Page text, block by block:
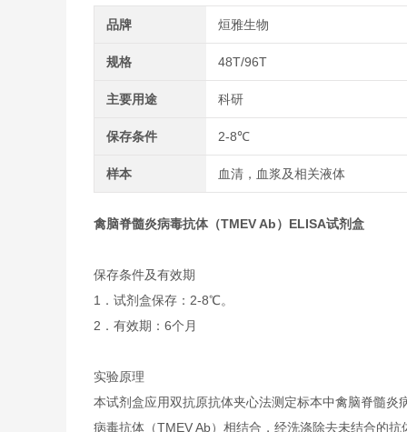
品牌 烜雅生物
规格 48T/96T
主要用途 科研
保存条件 2-8℃
样本 血清，血浆及相关液体
禽脑脊髓炎病毒抗体（TMEV Ab）ELISA试剂盒
保存条件及有效期
1．试剂盒保存：2-8℃。
2．有效期：6个月
实验原理
本试剂盒应用双抗原抗体夹心法测定标本中禽脑脊髓
病毒抗体（TMEV Ab）相结合，经洗涤除去未结合的